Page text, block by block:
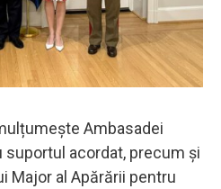
Ambasadei
suportul acordat, precum și
Major al Apărării pentru